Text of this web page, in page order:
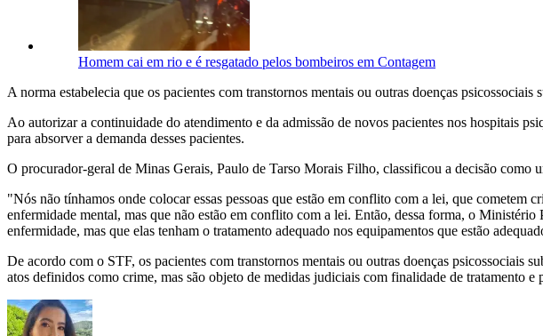
Homem cai em rio e é resgatado pelos bombeiros em Contagem
A norma estabelecia que os pacientes com transtornos mentais ou outras doenças
Ao autorizar a continuidade do atendimento e da admissão de novos pacientes nos hospitais
para absorver a demanda desses pacientes.
O procurador-geral de Minas Gerais, Paulo de Tarso Morais Filho, classificou a decisão como
"Nós não tínhamos onde colocar essas pessoas que estão em conflito com a lei, que cometem
enfermidade mental, mas que não estão em conflito com a lei. Então, dessa forma, o
enfermidade, mas que elas tenham o tratamento adequado nos equipamentos que estão
De acordo com o STF, os pacientes com transtornos mentais ou outras doenças psicossociais
atos definidos como crime, mas são objeto de medidas judiciais com finalidade de tratamento e